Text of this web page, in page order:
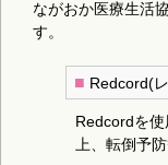
ながおか医療生活
す。
■ Redcord(
Redcordを
上、転倒予